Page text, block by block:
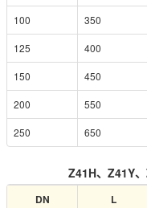
100 350
125 400
150 450
200 550
250 650
Z41H、Z41Y
DN L